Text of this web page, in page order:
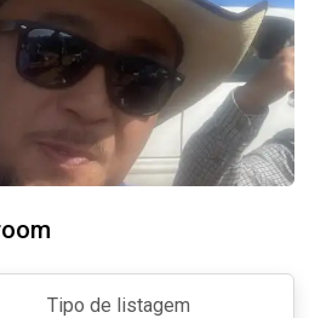
Tipo de listagem